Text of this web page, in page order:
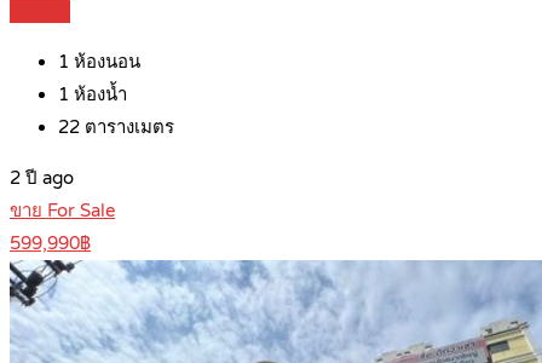
1 ห้องนอน
1 ห้องน้ำ
22 ตารางเมตร
2 ปี ago
ขาย For Sale
599,990฿